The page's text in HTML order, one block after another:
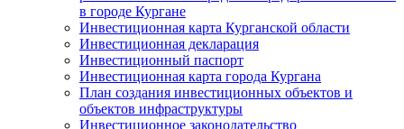
в городе Кургане
Инвестиционная карта Курганской области
Инвестиционная декларация
Инвестиционный паспорт
Инвестиционная карта города Кургана
План создания инвестиционных объектов и
объектов инфраструктуры
Инвестиционное законодательство